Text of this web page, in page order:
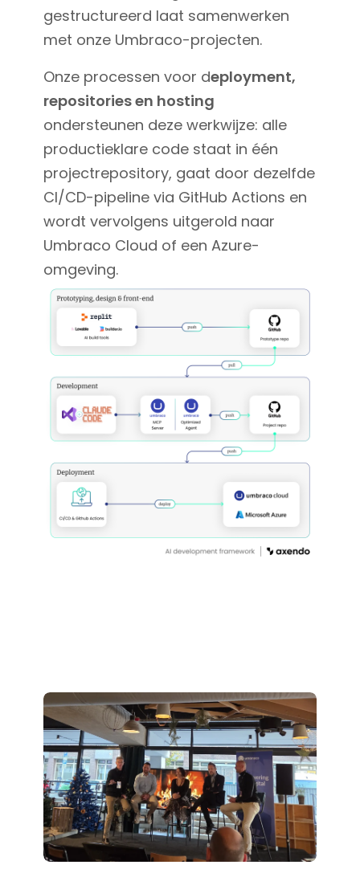
gestructureerd laat samenwerken
met onze Umbraco-projecten.
Onze processen voor deployment,
repositories en hosting
ondersteunen deze werkwijze: alle
productieklare code staat in één
projectrepository, gaat door dezelfde
CI/CD-pipeline via GitHub Actions en
wordt vervolgens uitgerold naar
Umbraco Cloud of een Azure-
omgeving.